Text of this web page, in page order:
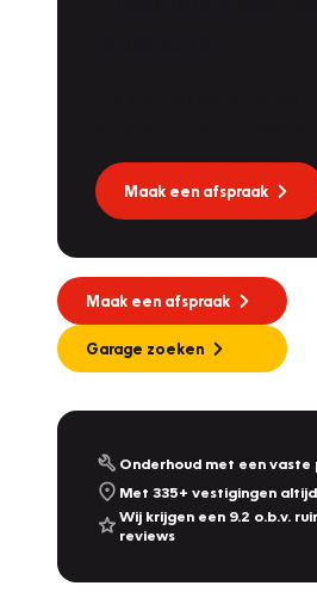
Maak een afspraak
Maak een afspraak
Garage zoeken
Onderhoud met een vaste
Met 335+ vestigingen
Wij krijgen een 9.2 o.b.v.
reviews